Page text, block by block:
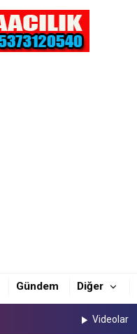
Gündem Diğer
Videolar